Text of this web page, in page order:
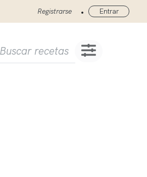
Registrarse • Entrar